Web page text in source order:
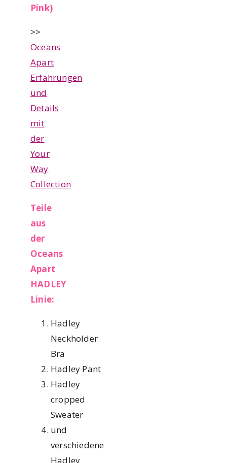
Pink)
>>
Oceans
Apart
Erfahrungen
und
Details
mit
der
Your
Way
Collection
Teile
aus
der
Oceans
Apart
HADLEY
Linie:
Hadley
Neckholder
Bra
Hadley Pant
Hadley
cropped
Sweater
und
verschiedene
Hadley